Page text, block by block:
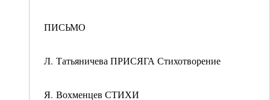
ПИСЬМО
Л. Татьяничева ПРИСЯГА Стихотворение
Я. Вохменцев СТИХИ